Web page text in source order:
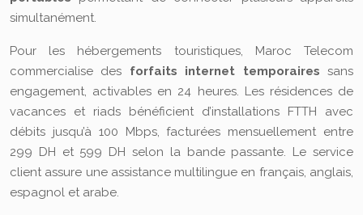
simultanément.
Pour les hébergements touristiques, Maroc Telecom
commercialise des forfaits internet temporaires sans
engagement, activables en 24 heures. Les résidences de
vacances et riads bénéficient d’installations FTTH avec
débits jusqu’à 100 Mbps, facturées mensuellement entre
299 DH et 599 DH selon la bande passante. Le service
client assure une assistance multilingue en français, anglais,
espagnol et arabe.